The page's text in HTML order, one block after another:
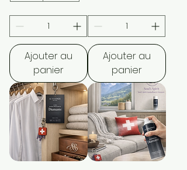
Ajouter au
panier
Ajouter au
panier